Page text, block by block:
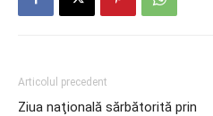
Articolul precedent
Ziua naţională sărbătorită prin